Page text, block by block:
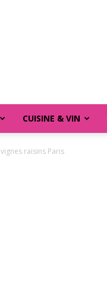
CUISINE & VIN
vignes raisins Paris